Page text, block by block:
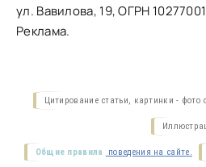
ул. Вавилова, 19, ОГРН
Реклама.
Цитирование статьи, картинки - фото
Общие правила поведения на сайте.